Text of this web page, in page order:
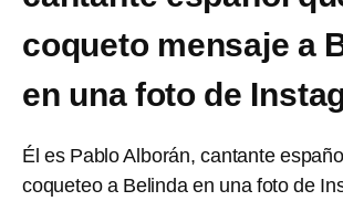
coqueto mensaje a
en una foto de
Él es Pablo Alborán, cantante
coqueteo a Belinda en una foto de